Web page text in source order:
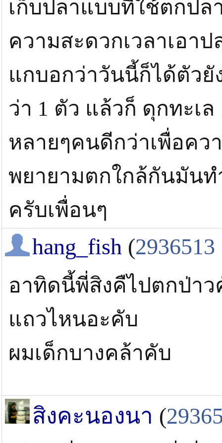
เก็บปลาแบบที่ใช้ตกปล
ความสะดวกเวลาเอา
แกบอกว่าวันนี้ก็ได้ตัวยั
ว่า 1 ตัว แล้วก็ ดุกทะเ
หลายๆคนดีกว่าเพื่อค
พยายามตกใกล้กันมันท
ครับเพื่อนๆ
hang_fish (2936513
อาทิดนี้พี่สิงคืไปตกป่า
แถวไหนอะคับ
ผมเด็กบางคล้าคับ
สิงคะนองนา (